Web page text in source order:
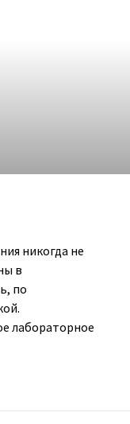
никогда не
в
по
лабораторное